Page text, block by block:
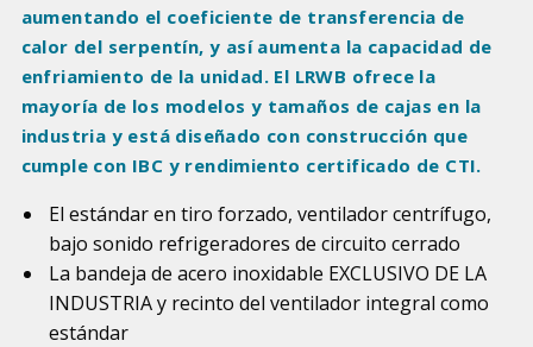
aumentando el coeficiente de transferencia de
calor del serpentín, y así aumenta la capacidad de
enfriamiento de la unidad. El LRWB ofrece la
mayoría de los modelos y tamaños de cajas en la
industria y está diseñado con construcción que
cumple con IBC y rendimiento certificado de CTI.
El estándar en tiro forzado, ventilador centrífugo,
bajo sonido refrigeradores de circuito cerrado
La bandeja de acero inoxidable EXCLUSIVO DE LA
INDUSTRIA y recinto del ventilador integral como
estándar